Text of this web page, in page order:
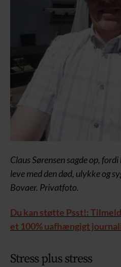
Claus Sørensen sagde op,
leve med den død, ulykke og
Bovaer. Privatfoto.
Du kan støtte Psst!:
et 100% uafhængigt
Stress plus stress